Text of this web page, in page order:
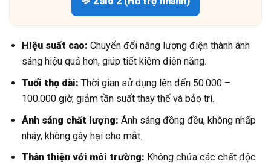
Hiệu suất cao: Chuyển đổi năng lượng điện thành ánh
sáng hiệu quả hơn, giúp tiết kiệm điện năng.
Tuổi thọ dài: Thời gian sử dụng lên đến 50.000 –
100.000 giờ, giảm tần suất thay thế và bảo trì.
Ánh sáng chất lượng: Ánh sáng đồng đều, không nhấp
nháy, không gây hại cho mắt.
Thân thiện với môi trường: Không chứa các chất độc